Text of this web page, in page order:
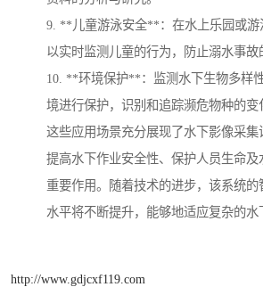
9. **儿童游泳安全**：在水上乐园或游
以实时监测儿童的行为，防止溺水事故
10. **环境保护**：监测水下生物多样
境进行保护，识别和追踪濒危物种的变
这些应用场景充分展现了水下影像采集
提高水下作业安全性、保护人员生命及
重要作用。随着技术的进步，该系统的
水平将不断提升，能够地适应复杂的水
http://www.gdjcxf119.com